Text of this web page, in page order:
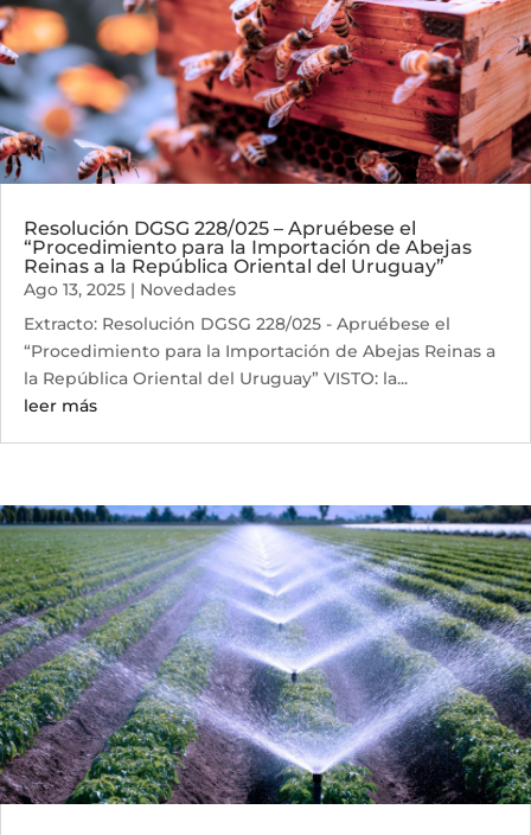
Resolución DGSG 228/025 – Apruébese el
“Procedimiento para la Importación de Abejas
Reinas a la República Oriental del Uruguay”
Ago 13, 2025 | Novedades
Extracto: Resolución DGSG 228/025 - Apruébese el
“Procedimiento para la Importación de Abejas Reinas a
la República Oriental del Uruguay” VISTO: la...
leer más